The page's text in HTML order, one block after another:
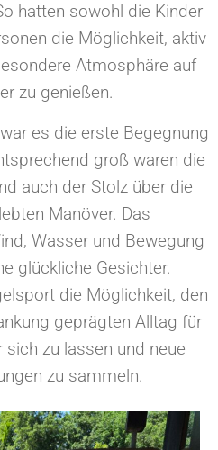
hatten sowohl die Kinder
die Möglichkeit, aktiv
Atmosphäre auf
zu genießen.
es die erste Begegnung
groß waren die
auch der Stolz über die
Manöver. Das
Wasser und Bewegung
glückliche Gesichter.
die Möglichkeit, den
geprägten Alltag für
sich zu lassen und neue
zu sammeln.